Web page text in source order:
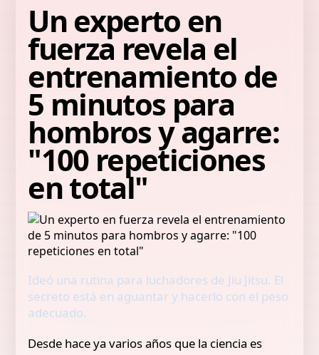
Un experto en
fuerza revela el
entrenamiento de
5 minutos para
hombros y agarre:
"100 repeticiones
en total"
Ideó una rutina para luchadores de Jiu Jitsu. El
secreto está en aguantar y hacerlo con el peso
adecuado.
Desde hace ya varios años que la ciencia es